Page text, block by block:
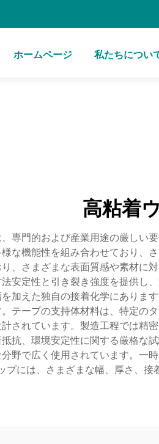
ホームページ 私たちについ
高粘着
専門的および産業用途の厳しい
な機能性を組み合わせており、
、さまざまな表面質感や素材に
安定性と引き裂き強度を提供し
加えた独自の接着化学にありま
テープの支持体材料は、特定の
されています。製造工程では精
抗、環境安定性に関する厳格な
野で広く使用されています。一
プには、さまざまな幅、厚さ、